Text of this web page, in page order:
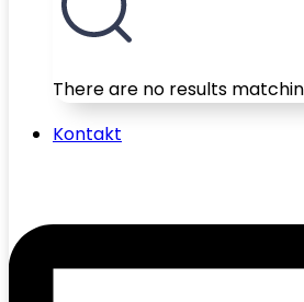
There are no results
Kontakt